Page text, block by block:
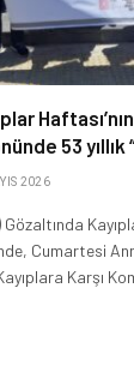
53 yıllık
2026
Cumartesi
Karşı